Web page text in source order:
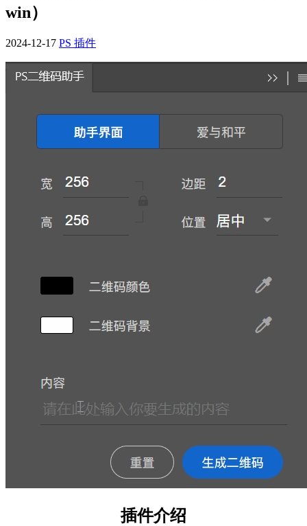
win）
2024-12-17 PS 插件
插件介绍